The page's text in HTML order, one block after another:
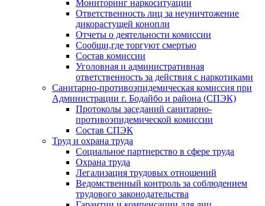
Мониторинг наркоситуации
Ответственность лиц за неуничтожение
дикорастущей конопли
Отчеты о деятельности комиссии
Сообщи,где торгуют смертью
Состав комиссии
Уголовная и административная
ответственность за действия с наркотиками
Санитарно-противоэпидемическая комиссия при
Администрации г. Бодайбо и района (СПЭК)
Протоколы заседаний санитарно-
противоэпидемической комиссии
Состав СПЭК
Труд и охрана труда
Социальное партнерство в сфере труда
Охрана труда
Легализация трудовых отношений
Ведомственный контроль за соблюдением
трудового законодательства